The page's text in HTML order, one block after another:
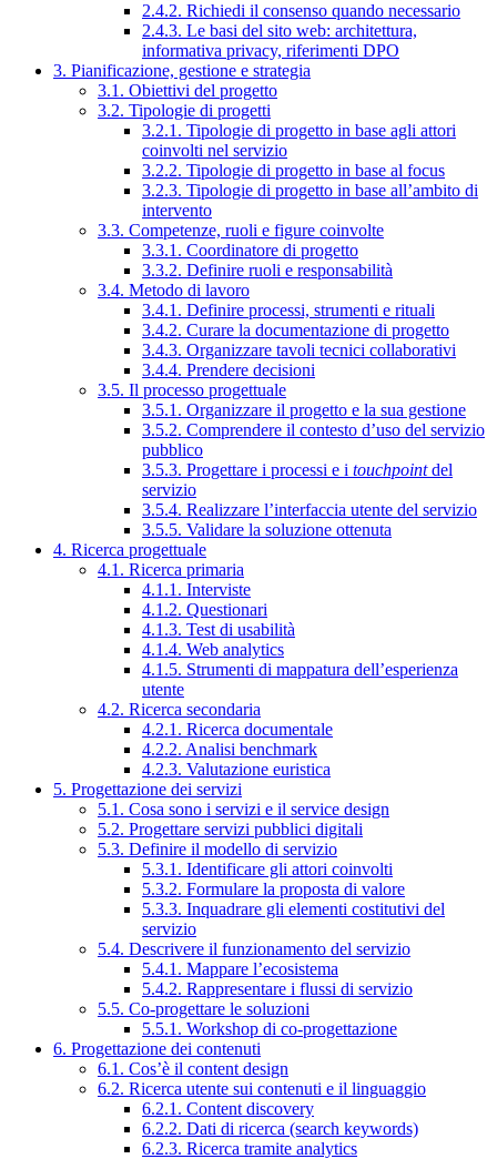
2.4.2. Richiedi il consenso quando necessario
2.4.3. Le basi del sito web: architettura,
informativa privacy, riferimenti DPO
3. Pianificazione, gestione e strategia
3.1. Obiettivi del progetto
3.2. Tipologie di progetti
3.2.1. Tipologie di progetto in base agli attori
coinvolti nel servizio
3.2.2. Tipologie di progetto in base al focus
3.2.3. Tipologie di progetto in base all’ambito di
intervento
3.3. Competenze, ruoli e figure coinvolte
3.3.1. Coordinatore di progetto
3.3.2. Definire ruoli e responsabilità
3.4. Metodo di lavoro
3.4.1. Definire processi, strumenti e rituali
3.4.2. Curare la documentazione di progetto
3.4.3. Organizzare tavoli tecnici collaborativi
3.4.4. Prendere decisioni
3.5. Il processo progettuale
3.5.1. Organizzare il progetto e la sua gestione
3.5.2. Comprendere il contesto d’uso del servizio
pubblico
3.5.3. Progettare i processi e i touchpointdel
servizio
3.5.4. Realizzare l’interfaccia utente del servizio
3.5.5. Validare la soluzione ottenuta
4. Ricerca progettuale
4.1. Ricerca primaria
4.1.1. Interviste
4.1.2. Questionari
4.1.3. Test di usabilità
4.1.4. Web analytics
4.1.5. Strumenti di mappatura dell’esperienza
utente
4.2. Ricerca secondaria
4.2.1. Ricerca documentale
4.2.2. Analisi benchmark
4.2.3. Valutazione euristica
5. Progettazione dei servizi
5.1. Cosa sono i servizi e il service design
5.2. Progettare servizi pubblici digitali
5.3. Definire il modello di servizio
5.3.1. Identificare gli attori coinvolti
5.3.2. Formulare la proposta di valore
5.3.3. Inquadrare gli elementi costitutivi del
servizio
5.4. Descrivere il funzionamento del servizio
5.4.1. Mappare l’ecosistema
5.4.2. Rappresentare i flussi di servizio
5.5. Co-progettare le soluzioni
5.5.1. Workshop di co-progettazione
6. Progettazione dei contenuti
6.1. Cos’è il content design
6.2. Ricerca utente sui contenuti e il linguaggio
6.2.1. Content discovery
6.2.2. Dati di ricerca (search keywords)
6.2.3. Ricerca tramite analytics